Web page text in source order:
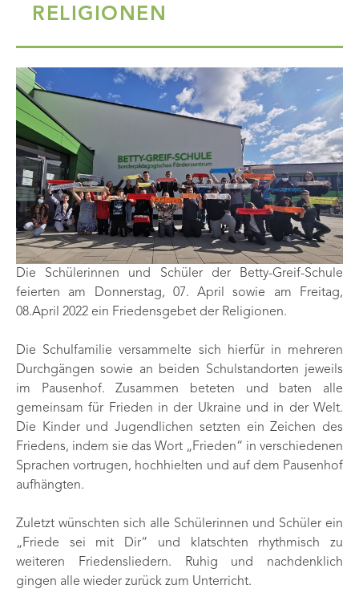
RELIGIONEN
Die Schülerinnen und Schüler der Betty-Greif-Schule
feierten am Donnerstag, 07. April sowie am Freitag,
08.April 2022 ein Friedensgebet der Religionen.
Die Schulfamilie versammelte sich hierfür in mehreren
Durchgängen sowie an beiden Schulstandorten jeweils
im Pausenhof. Zusammen beteten und baten alle
gemeinsam für Frieden in der Ukraine und in der Welt.
Die Kinder und Jugendlichen setzten ein Zeichen des
Friedens, indem sie das Wort „Frieden“ in verschiedenen
Sprachen vortrugen, hochhielten und auf dem Pausenhof
aufhängten.
Zuletzt wünschten sich alle Schülerinnen und Schüler ein
„Friede sei mit Dir“ und klatschten rhythmisch zu
weiteren Friedensliedern. Ruhig und nachdenklich
gingen alle wieder zurück zum Unterricht.